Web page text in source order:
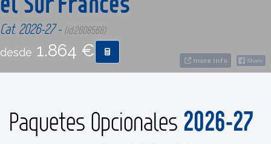
more info
Cat. 2026-27 - (id:2608568)
desde 1.864 €
Paquetes Opcionales 2026-27